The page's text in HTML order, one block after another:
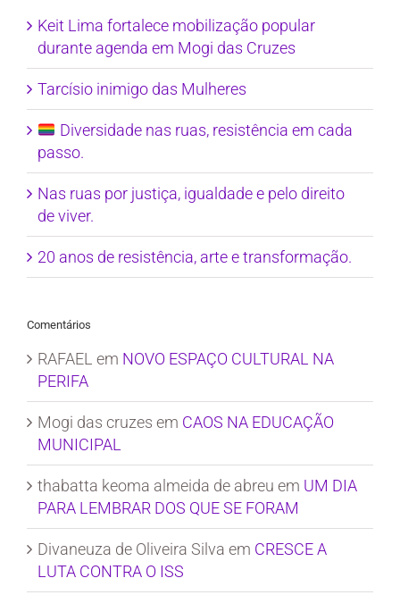
Keit Lima fortalece mobilização popular
durante agenda em Mogi das Cruzes
Tarcísio inimigo das Mulheres
Diversidade nas ruas, resistência em cada
passo.
Nas ruas por justiça, igualdade e pelo direito
de viver.
20 anos de resistência, arte e transformação.
Comentários
RAFAEL em NOVO ESPAÇO CULTURAL NA
PERIFA
Mogi das cruzes em CAOS NA EDUCAÇÃO
MUNICIPAL
thabatta keoma almeida de abreu em UM DIA
PARA LEMBRAR DOS QUE SE FORAM
Divaneuza de Oliveira Silva em CRESCE A
LUTA CONTRA O ISS